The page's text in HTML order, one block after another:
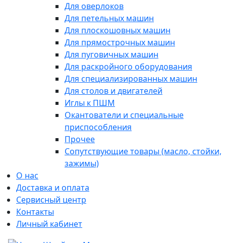
Для оверлоков
Для петельных машин
Для плоскошовных машин
Для прямострочных машин
Для пуговичных машин
Для раскройного оборудования
Для специализированных машин
Для столов и двигателей
Иглы к ПШМ
Окантователи и специальные
приспособления
Прочее
Сопутствующие товары (масло, стойки,
зажимы)
О нас
Доставка и оплата
Сервисный центр
Контакты
Личный кабинет